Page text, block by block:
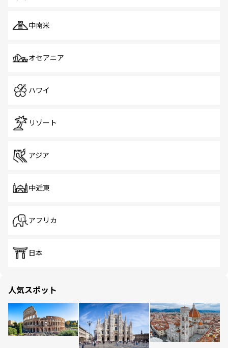
中南米
オセアニア
ハワイ
リゾート
アジア
中近東
アフリカ
日本
人気スポット